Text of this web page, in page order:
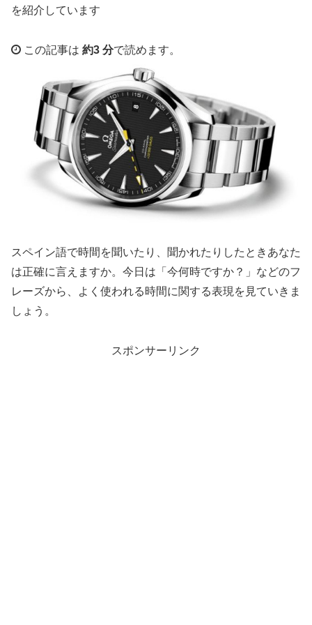
を紹介しています
この記事は 約3 分で読めます。
スペイン語で時間を聞いたり、聞かれたりしたときあなた
は正確に言えますか。今日は「今何時ですか？」などのフ
レーズから、よく使われる時間に関する表現を見ていきま
しょう。
スポンサーリンク